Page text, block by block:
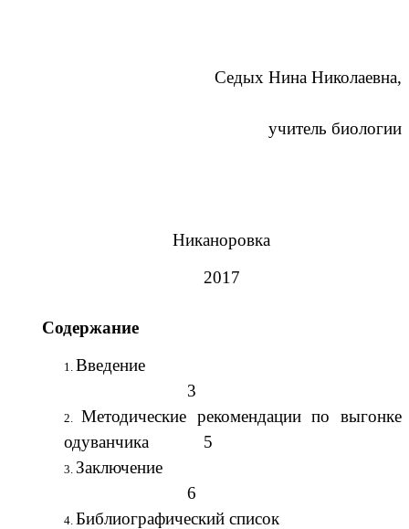
Седых Нина Николаевна,
учитель биологии
Никаноровка
2017
Содержание
Введение
3
Методические рекомендации по выгонке
одуванчика 5
Заключение
6
Библиографический список